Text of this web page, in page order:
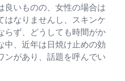
良いものの、女性の場合は
はなりませんし、スキンケ
らず、どうしても時間がか
中、近年は日焼け止めの効
ンがあり、話題を呼んでい